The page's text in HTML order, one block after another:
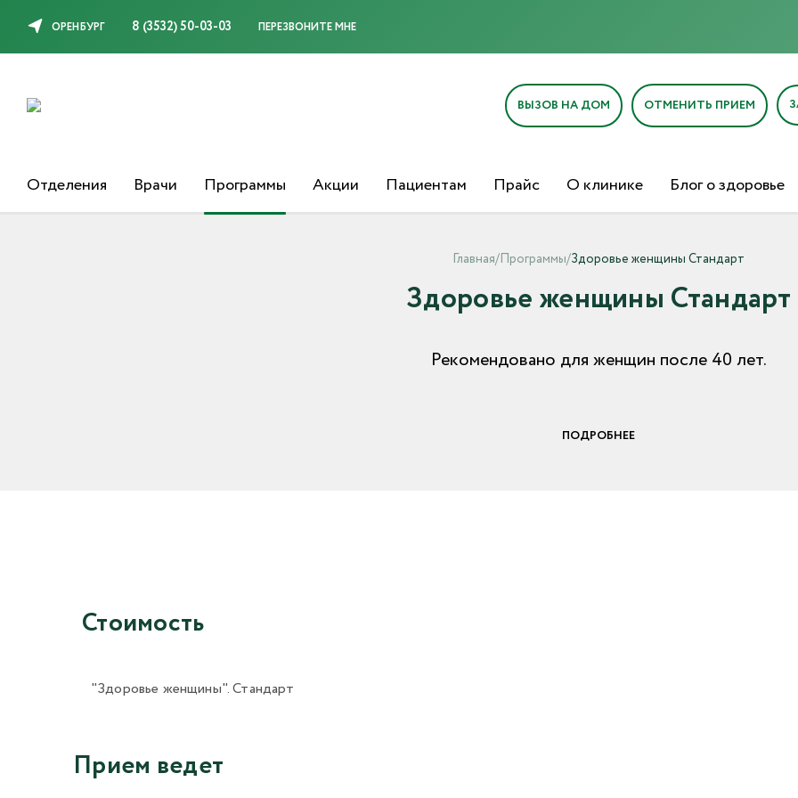
ОРЕНБУРГ 8 (3532) 50-03-03 ПЕРЕЗВОНИТЕ МНЕ
ВЫЗОВ НА ДОМ ОТМЕНИТЬ ПРИЕМ
Отделения Врачи Программы Акции Пациентам Прайс О клинике Блог о здоровье
Главная/Программы/Здоровье женщины Стандарт
Здоровье женщины Стандарт
Рекомендовано для женщин после 40 лет.
ПОДРОБНЕЕ
Стоимость
"Здоровье женщины". Стандарт
Прием ведет